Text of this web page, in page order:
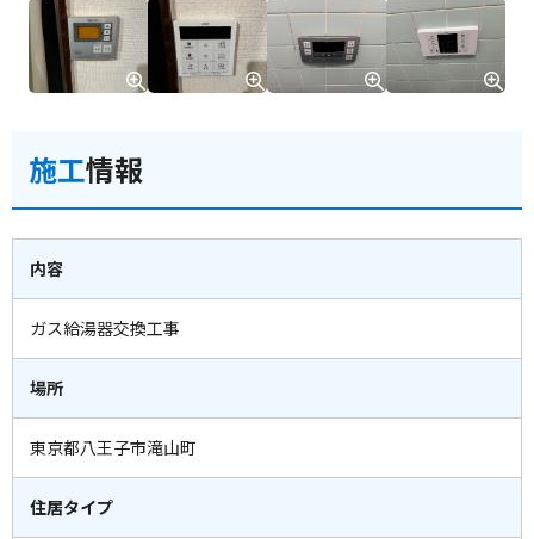
施工情報
内容
ガス給湯器交換工事
場所
東京都八王子市滝山町
住居タイプ